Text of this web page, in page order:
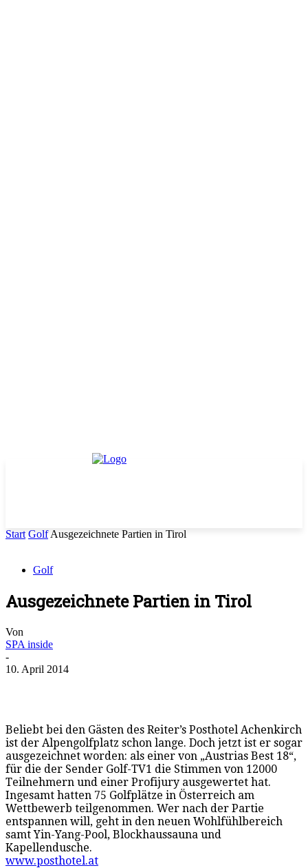
Start Golf Ausgezeichnete Partien in Tirol
Golf
Ausgezeichnete Partien in Tirol
Von
SPA inside
-
10. April 2014
Beliebt bei den Gästen des Reiter’s Posthotel Achenkirch
ist der Alpengolfplatz schon lange. Doch jetzt ist er sogar
ausgezeichnet worden: als einer von „Austrias Best 18“,
für die der Sender Golf-TV1 die Stimmen von 12000
Teilnehmern und einer Profijury ausgewertet hat.
Ingesamt hatten 75 Golfplätze in Österreich am
Wettbewerb teilgenommen. Wer nach der Partie
entspannen will, geht in den neuen Wohlfühlbereich
samt Yin-Yang-Pool, Blockhaussauna und
Kapellendusche.
www.posthotel.at